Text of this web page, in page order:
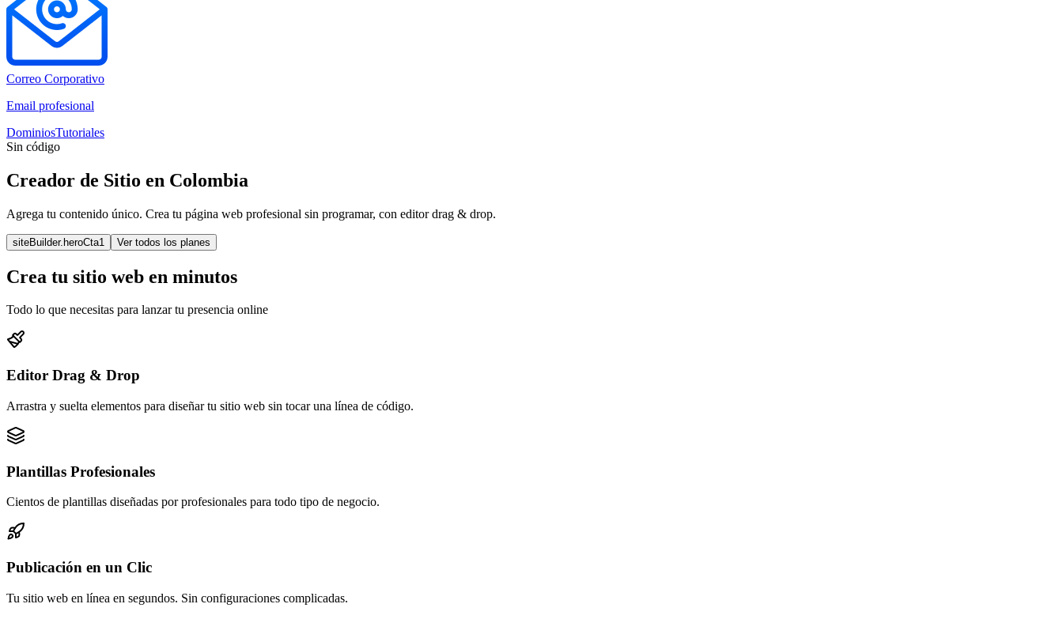
Correo Corporativo
Email profesional
DominiosTutoriales
Sin código
Creador de Sitio en Colombia
Agrega tu contenido único. Crea tu página web profesional sin programar, con editor drag & drop.
siteBuilder.heroCta1 Ver todos los planes
Crea tu sitio web en minutos
Todo lo que necesitas para lanzar tu presencia online
Editor Drag & Drop
Arrastra y suelta elementos para diseñar tu sitio web sin tocar una línea de código.
Plantillas Profesionales
Cientos de plantillas diseñadas por profesionales para todo tipo de negocio.
Publicación en un Clic
Tu sitio web en línea en segundos. Sin configuraciones complicadas.